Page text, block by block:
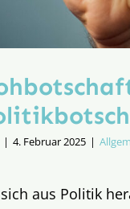
| 4. Februar 2025 |
aus Politik